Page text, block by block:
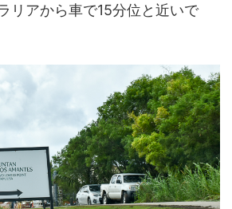
リアから車で15分位と近いで